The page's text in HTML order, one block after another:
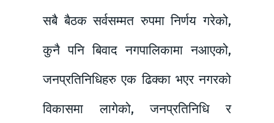
सबै बैठक सर्वसम्मत रुपमा निर्णय गरेको,
कुनै पनि बिवाद नगपालिकामा नआएको,
जनप्रतिनिधिहरु एक ढिक्का भएर नगरको
विकासमा लागेको, जनप्रतिनिधि र